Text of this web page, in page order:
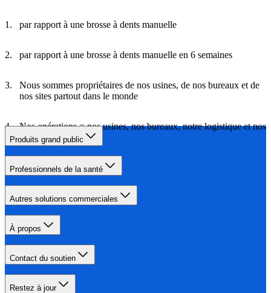
par rapport à une brosse à dents manuelle
par rapport à une brosse à dents manuelle en 6 semaines
Nous sommes propriétaires de nos usines, de nos bureaux et de
nos sites partout dans le monde
Nos opérations = nos usines, nos bureaux, notre logistique et nos
déplacements
Produits grand public
Professionnels de la santé
Autres solutions commerciales
À propos
Contact du soutien
Restez à jour